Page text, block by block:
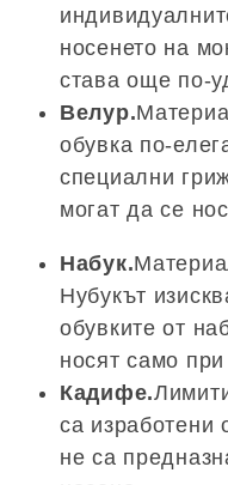
носенето на
става още по-
Велур.
обувка по-
специални
могат да се
Набук.
Нубукът
обувките от
носят само
Кадифе.
са изработени
не са